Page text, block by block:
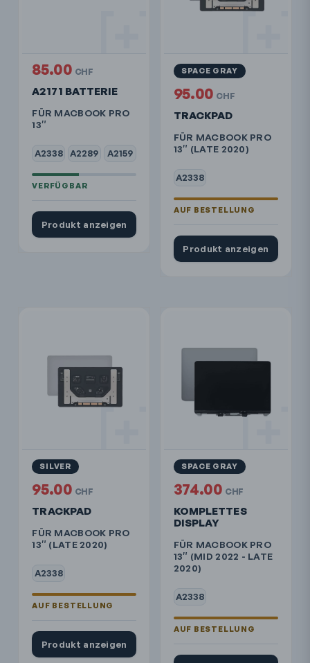
A2171 BATTERIE
FÜR MACBOOK PRO
13″
A2338 A2289 A2159
85.00 CHF
Produkt anzeigen
TRACKPAD
FÜR MACBOOK PRO
13″ (LATE 2020)
A2338
SPACE GRAY
95.00 CHF
Produkt anzeigen
TRACKPAD
FÜR MACBOOK PRO
13″ (LATE 2020)
A2338
SILVER
95.00 CHF
Produkt anzeigen
KOMPLETTES
DISPLAY
FÜR MACBOOK PRO
13″ (MID 2022 - LATE
2020)
A2338
SPACE GRAY
374.00 CHF